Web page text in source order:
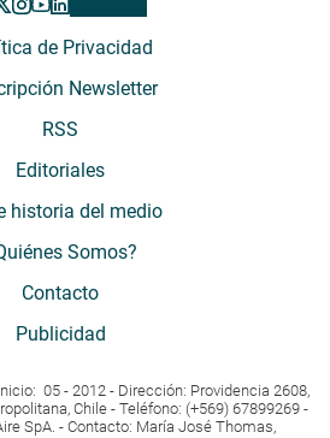
de Privacidad
Newsletter
RSS
Editoriales
historia del medio
Somos?
Contacto
Publicidad
05 - 2012 - Dirección: Providencia 2608,
Chile - Teléfono: (+569) 67899269 -
SpA. - Contacto: María José Thomas,